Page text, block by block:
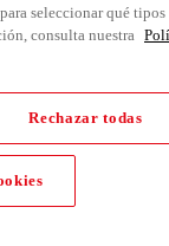
seleccionar qué tipos
consulta nuestra
Rechazar todas